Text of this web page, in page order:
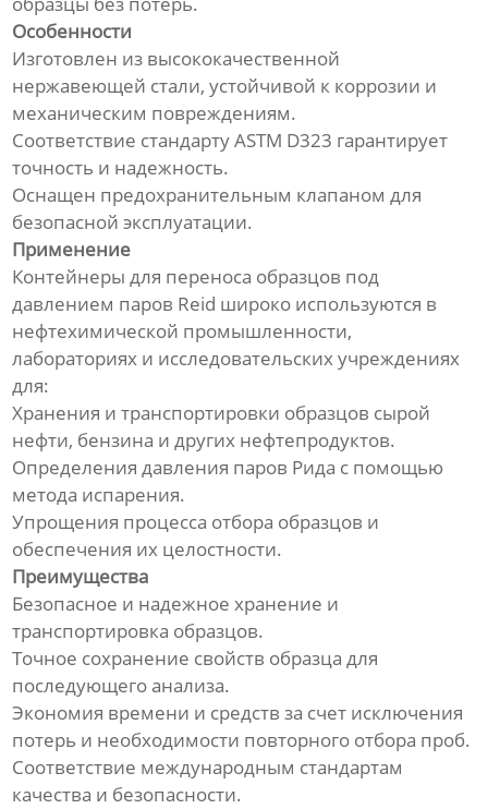
Особенности
Изготовлен из высококачественной
нержавеющей стали, устойчивой к коррозии и
механическим повреждениям.
Соответствие стандарту ASTM D323 гарантирует
точность и надежность.
Оснащен предохранительным клапаном для
безопасной эксплуатации.
Применение
Контейнеры для переноса образцов под
давлением паров Reid широко используются в
нефтехимической промышленности,
лабораториях и исследовательских учреждениях
для:
Хранения и транспортировки образцов сырой
нефти, бензина и других нефтепродуктов.
Определения давления паров Рида с помощью
метода испарения.
Упрощения процесса отбора образцов и
обеспечения их целостности.
Преимущества
Безопасное и надежное хранение и
транспортировка образцов.
Точное сохранение свойств образца для
последующего анализа.
Экономия времени и средств за счет исключения
потерь и необходимости повторного отбора проб.
Соответствие международным стандартам
качества и безопасности.